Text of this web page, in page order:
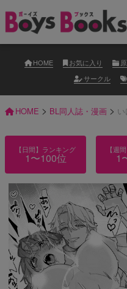
HOME お気に入り
サークル
HOME > BL同人誌・漫画 >
【日間】ランキング
1〜100位
【週
1